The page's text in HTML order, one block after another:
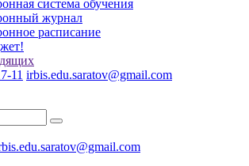
система обучения
журнал
расписание
11 irbis.edu.saratov@gmail.com